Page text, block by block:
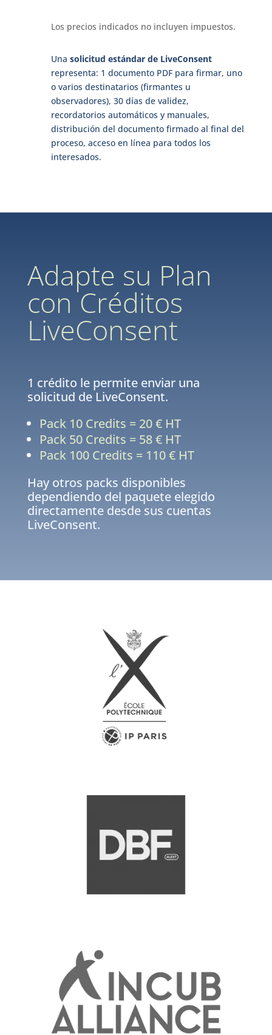
Los precios indicados no incluyen impuestos.
Unasolicitud estándar de LiveConsent
representa: 1 documento PDF para firmar, uno
o varios destinatarios (firmantes u
observadores), 30 días de validez,
recordatorios automáticos y manuales,
distribución del documento firmado al final del
proceso, acceso en línea para todos los
interesados.
Adapte su Plan
con Créditos
LiveConsent
1 crédito le permite enviar una
solicitud de LiveConsent.
Pack 10 Credits = 20 € HT
Pack 50 Credits = 58 € HT
Pack 100 Credits = 110 € HT
Hay otros packs disponibles
dependiendo del paquete elegido
directamente desde sus cuentas
LiveConsent.